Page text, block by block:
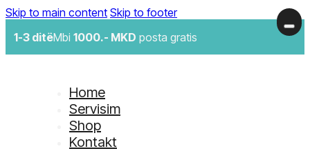
Skip to main content Skip to footer
1-3 ditëMbi 1000.- MKD posta gratis
Home
Servisim
Shop
Kontakt